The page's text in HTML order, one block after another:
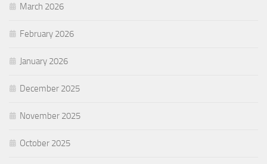
March 2026
February 2026
January 2026
December 2025
November 2025
October 2025